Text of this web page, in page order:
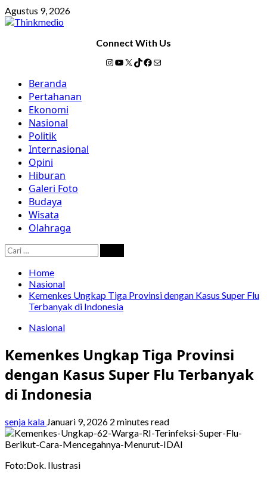
Skip
to
Agustus 9, 2026
Connect With Us
Instagram
YouTube
X TikTok
Facebook
Mail
Primary
Menu
Beranda
Pertahanan
Ekonomi
Nasional
Politik
Internasional
Opini
Hiburan
Galeri Foto
Budaya
Wisata
Olahraga
Cari
untuk:
Home
Nasional
Kemenkes Ungkap Tiga Provinsi dengan Kasus Super Flu
Terbanyak di Indonesia
Nasional
Kemenkes Ungkap Tiga Provinsi
dengan Kasus Super Flu Terbanyak
di Indonesia
senja kala Januari 9, 2026 2 minutes read
Foto:Dok. Ilustrasi